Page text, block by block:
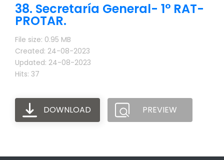
38. Secretaría General- 1° RAT-
PROTAR.
File size: 0.95 MB
Created: 24-08-2023
Updated: 24-08-2023
Hits: 37
DOWNLOAD PREVIEW